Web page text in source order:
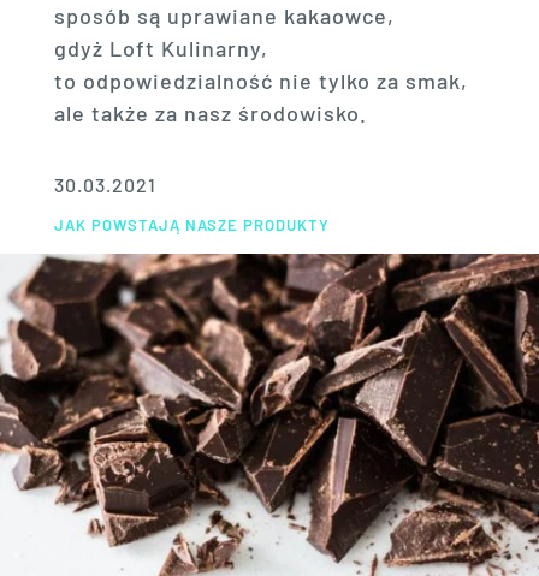
sposób są uprawiane kakaowce,
gdyż Loft Kulinarny,
to odpowiedzialność nie tylko za smak,
ale także za nasz środowisko.
30.03.2021
JAK POWSTAJĄ NASZE PRODUKTY